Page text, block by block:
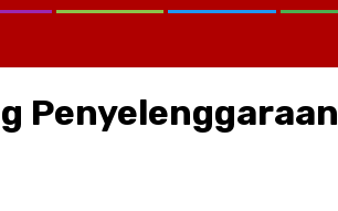
Penyelenggaraan